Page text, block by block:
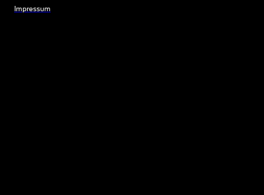
Impressum